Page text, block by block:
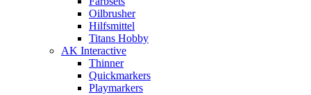
Oilbrusher
Hilfsmittel
Titans Hobby
AK Interactive
Thinner
Quickmarkers
Playmarkers